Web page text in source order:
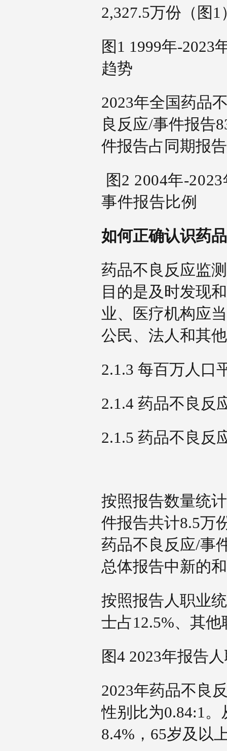
2,327.5万份（图
图1 1999年-2023
趋势
2023年全国药品
良反应/事件报告
件报告占同期报
图2 2004年-
事件报告比例
如何正确认识药
药品不良反应监
目的是及时发现
业、医疗机构应
公民、法人和其
2.1.3 每百万人
2.1.4 药品不良
2.1.5 药品不良
按照报告数量统
件报告共计8.5万
药品不良反应/事
总体报告中新的
按照报告人职业
士占12.5%、其
图4 2023年报告
2023年药品不良
性别比为0.84:1
8.4%，65岁及以